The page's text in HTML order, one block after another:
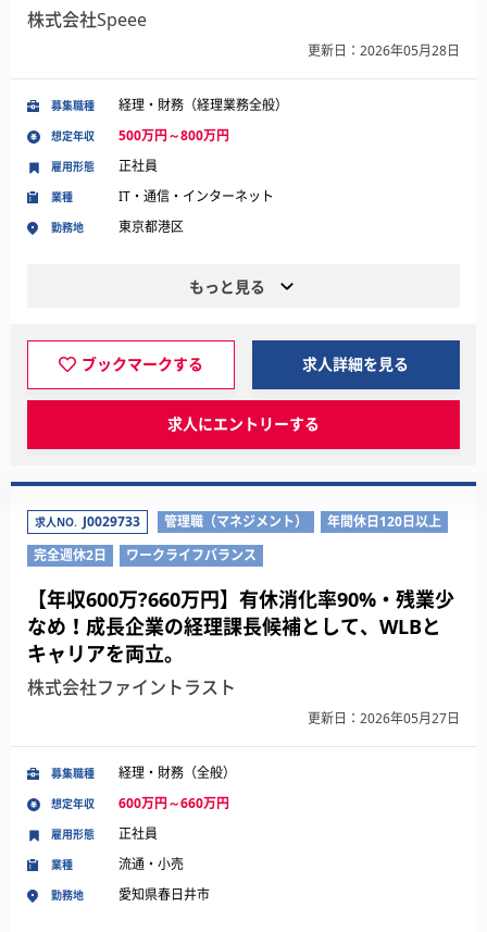
株式会社Speee
更新日：2026年05月28日
募集職種 経理・財務（経理業務全般）
想定年収 500万円～800万円
業種 IT・通信・インターネット
勤務地 東京都港区
雇用形態 正社員
もっと見る
ブックマークする 求人詳細を見る
求人にエントリーする
求人NO. J0029733 管理職（マネジメント）
年間休日120日以上
完全週休2日
ワークライフバランス
【年収600万?660万円】有休消化率90%・残業少
なめ！成長企業の経理課長候補として、WLBと
キャリアを両立。
株式会社ファイントラスト
更新日：2026年05月27日
募集職種 経理・財務（全般）
想定年収 600万円～660万円
業種 流通・小売
勤務地 愛知県春日井市
雇用形態 正社員